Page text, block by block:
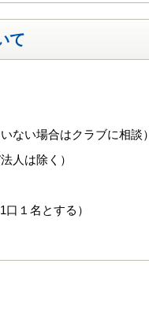
て
ない場合はクラブに相談）
人は除く）
１名とする）